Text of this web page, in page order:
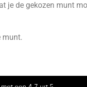
je de gekozen munt
munt.